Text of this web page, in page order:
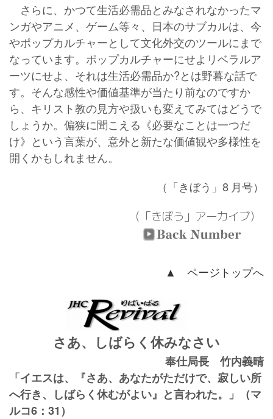
さらに、かつて生活必需品とみなされなかったマ
ンガやアニメ、ゲーム等々、日本のサブカルは、今
やポップカルチャーとして文化外交のツールにまで
なっています。ポップカルチャーにせよリベラルア
ーツにせよ、それは生活必需品か?とは野暮な話で
す。そんな感性や価値基準が当たり前なのですか
ら、キリスト教の見方や扱いも変えてみてはどうで
しょうか。偏狭に聞こえる《必要なことは一つだ
け》という言葉が、意外と新たな価値観や多様性を
開くかもしれません。
（「きぼう」8 月号）
（「きぼう」アーカイブ）
▲ ページトップへ
さあ、しばらく休みなさい
奉仕局長 竹内義晴
「イエスは、『さあ、あなたがただけで、寂しい所
へ行き、しばらく休むがよい』と言われた。」（マ
ルコ6：31）